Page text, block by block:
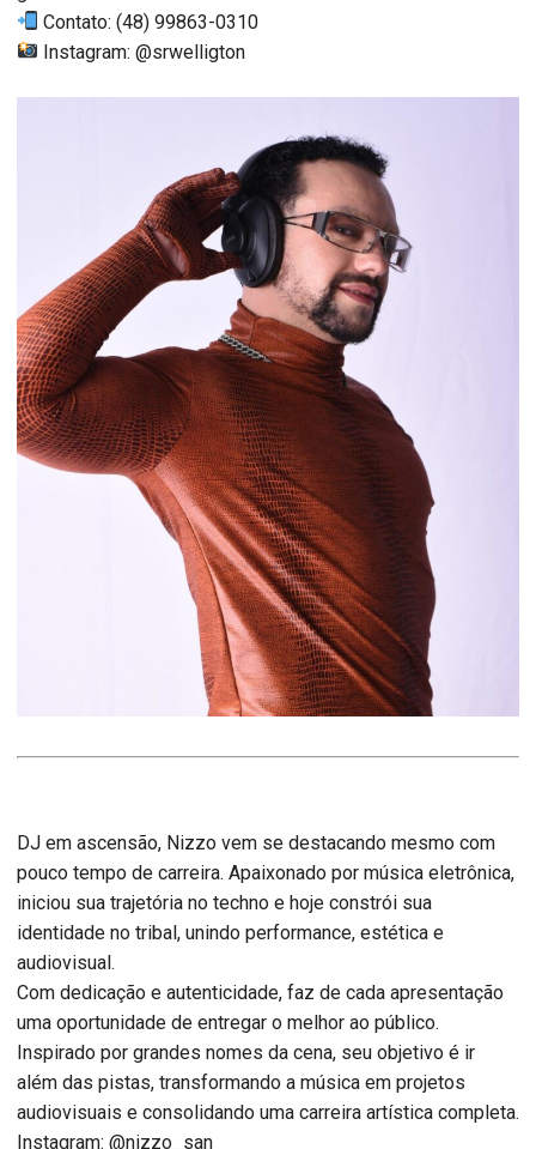
Contato: (48) 99863-0310
Instagram: @srwelligton
DJ em ascensão, Nizzo vem se destacando mesmo com
pouco tempo de carreira. Apaixonado por música eletrônica,
iniciou sua trajetória no techno e hoje constrói sua
identidade no tribal, unindo performance, estética e
audiovisual.
Com dedicação e autenticidade, faz de cada apresentação
uma oportunidade de entregar o melhor ao público.
Inspirado por grandes nomes da cena, seu objetivo é ir
além das pistas, transformando a música em projetos
audiovisuais e consolidando uma carreira artística completa.
Instagram: @nizzo_san